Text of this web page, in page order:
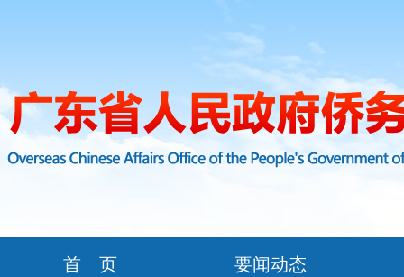
首 页 要闻动态